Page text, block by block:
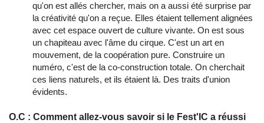
qu'on est allés chercher, mais on a aussi été surprise par
la créativité qu'on a reçue. Elles étaient tellement alignées
avec cet espace ouvert de culture vivante. On est sous
un chapiteau avec l'âme du cirque. C'est un art en
mouvement, de la coopération pure. Construire un
numéro, c'est de la co-construction totale. On cherchait
ces liens naturels, et ils étaient là. Des traits d'union
évidents.
O.C : Comment allez-vous savoir si le Fest'IC a réussi